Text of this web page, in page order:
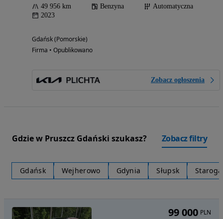
49 956 km Benzyna
Automatyczna
2023
Gdańsk (Pomorskie)
Firma • Opublikowano
Zobacz ogłoszenia
Gdzie w Pruszcz Gdański szukasz? Zobacz filtry
Gdańsk Wejherowo Gdynia Słupsk
99 000 PLN